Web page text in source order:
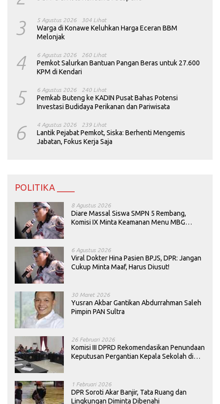
3 5 Agustus 2026 304 Lihat
Warga di Konawe Keluhkan Harga Eceran BBM
Melonjak
4 6 Agustus 2026 260 Lihat
Pemkot Salurkan Bantuan Pangan Beras untuk 27.600
KPM di Kendari
5 6 Agustus 2026 240 Lihat
Pemkab Buteng ke KADIN Pusat Bahas Potensi
Investasi Budidaya Perikanan dan Pariwisata
6 4 Agustus 2026 239 Lihat
Lantik Pejabat Pemkot, Siska: Berhenti Mengemis
Jabatan, Fokus Kerja Saja
POLITIKA ____
8 Agustus 2026
Diare Massal Siswa SMPN 5 Rembang,
Komisi IX Minta Keamanan Menu MBG
6 Agustus 2026
Viral Dokter Hina Pasien BPJS, DPR: Jangan
Cukup Minta Maaf, Harus Diusut!
30 Maret 2026
Yusran Akbar Gantikan Abdurrahman Saleh
Pimpin PAN Sultra
26 Februari 2026
Komisi III DPRD Rekomendasikan Penundaan
Keputusan Pergantian Kepala Sekolah di
1 Februari 2026
DPR Soroti Akar Banjir, Tata Ruang dan
Lingkungan Diminta Dibenahi